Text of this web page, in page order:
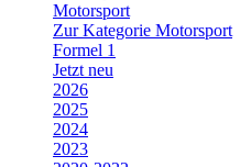
Motorsport
Zur Kategorie Motorsport
Formel 1
Jetzt neu
2026
2025
2024
2023